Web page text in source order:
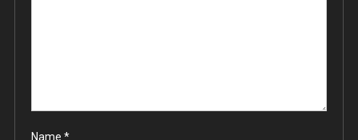
Name *